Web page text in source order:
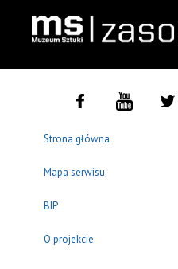
Strona główna
Mapa serwisu
BIP
O projekcie